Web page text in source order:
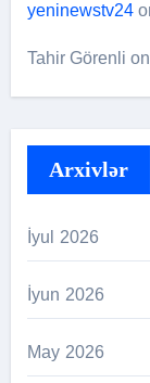
yeninewstv24
Tahir Görenli on
Arxivlər
İyul 2026
İyun 2026
May 2026